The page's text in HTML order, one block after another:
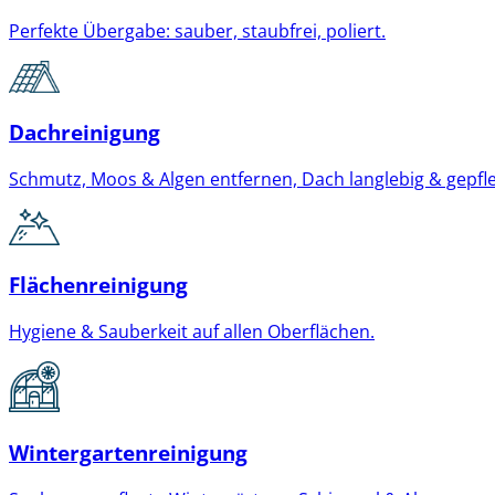
Perfekte Übergabe: sauber, staubfrei, poliert.
Dachreinigung
Schmutz, Moos & Algen entfernen, Dach langlebig &
Flächenreinigung
Hygiene & Sauberkeit auf allen Oberflächen.
Wintergartenreinigung